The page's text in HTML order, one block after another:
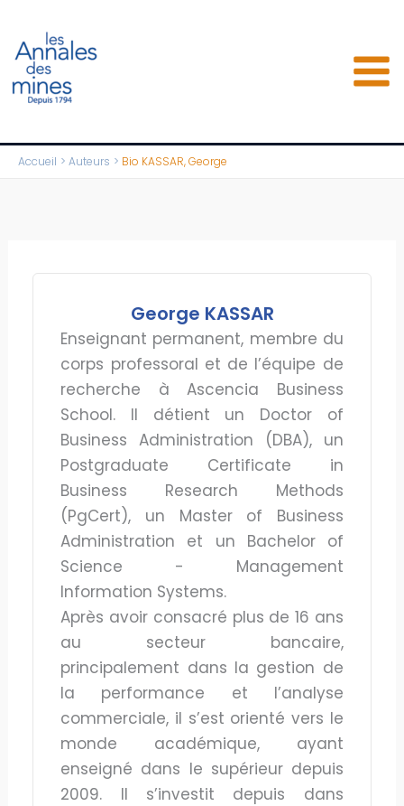
contenu
Accueil Auteurs Bio KASSAR, George
George KASSAR
Enseignant permanent, membre du
corps professoral et de l’équipe de
recherche à Ascencia Business
School. Il détient un Doctor of
Business Administration (DBA), un
Postgraduate Certificate in
Business Research Methods
(PgCert), un Master of Business
Administration et un Bachelor of
Science - Management
Information Systems.
Après avoir consacré plus de 16 ans
au secteur bancaire,
principalement dans la gestion de
la performance et l’analyse
commerciale, il s’est orienté vers le
monde académique, ayant
enseigné dans le supérieur depuis
2009. Il s’investit depuis dans